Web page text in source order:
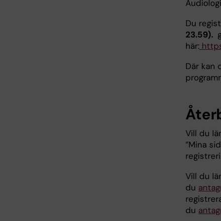
Du
23.59).
här:
Där kan
Vill du
”Mina
Vill du
du
du